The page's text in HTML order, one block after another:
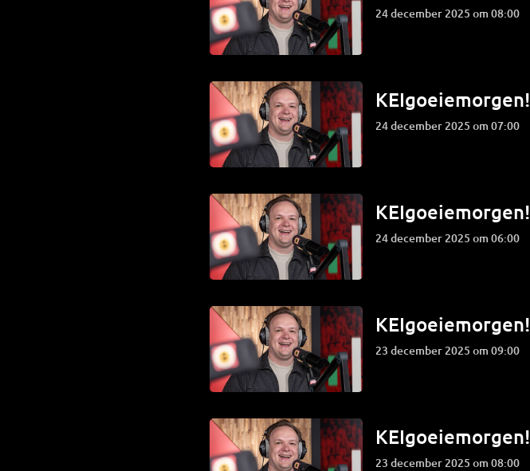
24 december 2025 om 08:00
KEIgoeiemorgen!
24 december 2025 om 07:00
KEIgoeiemorgen!
24 december 2025 om 06:00
KEIgoeiemorgen!
23 december 2025 om 09:00
KEIgoeiemorgen!
23 december 2025 om 08:00